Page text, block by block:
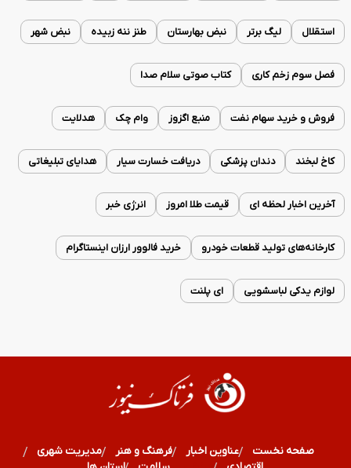
استقلال لیگ برتر نبض بهارستان طنز ننه زبیده نبض شهر
فصل سوم زخم کاری کتاب صوتی سلام صدا
فروش و خرید سهام نفت منبع اگزوز وام چک هدلایت
کاخ لبخند دندان پزشکی دریافت خسارت سیار هدایای تبلیغاتی
آخرین اخبار لحظه ای قیمت طلا امروز انرژی خبر
کارخانه‌های تولید قطعات خودرو خرید فالوور ارزان اینستاگرام
لوازم یدکی لباسشویی ای پلنت
صفحه نخست عناوین اخبار فرهنگ و هنر
مدیریت شهری